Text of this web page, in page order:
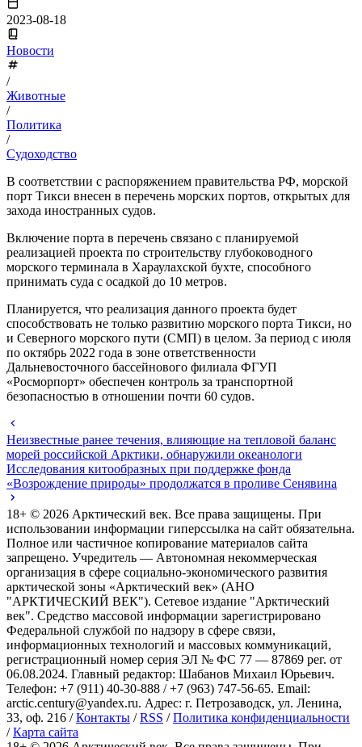
2023-08-18
Новости
/
Животные
/
Политика
/
Судоходство
В соответствии с распоряжением правительства РФ, морской
порт Тикси внесен в перечень морских портов, открытых для
захода иностранных судов.
Включение порта в перечень связано с планируемой
реализацией проекта по строительству глубоководного
морского терминала в Хараулахской бухте, способного
принимать суда с осадкой до 10 метров.
Планируется, что реализация данного проекта будет
способствовать не только развитию морского порта Тикси, но
и Северного морского пути (СМП) в целом. За период с июля
по октябрь 2022 года в зоне ответственности
Дальневосточного бассейнового филиала ФГУП
«Росморпорт» обеспечен контроль за транспортной
безопасностью в отношении почти 60 судов.
Неизвестные ранее течения, влияющие на тепловой баланс
морей российской Арктики, обнаружили океанологи
Исследования китообразных при поддержке фонда
«Возрождение природы» продолжатся в проливе Сенявина
18+ © 2026 Арктический век. Все права защищены. При
использовании информации гиперссылка на сайт обязательна.
Полное или частичное копирование материалов сайта
запрещено. Учредитель — Автономная некоммерческая
организация в сфере социально-экономического развития
арктической зоны «Арктический век» (АНО
"АРКТИЧЕСКИЙ ВЕК"). Сетевое издание "Арктический
век". Средство массовой информации зарегистрировано
Федеральной службой по надзору в сфере связи,
информационных технологий и массовых коммуникаций,
регистрационный номер серия ЭЛ № ФС 77 — 87869 рег. от
06.08.2024. Главный редактор: Шабанов Михаил Юрьевич.
Телефон: +7 (911) 40-30-888 / +7 (963) 747-56-65. Email:
arctic.century@yandex.ru. Адрес: г. Петрозаводск, ул. Ленина,
33, оф. 216 /Контакты /RSS /Политика конфиденциальности
/Карта сайта